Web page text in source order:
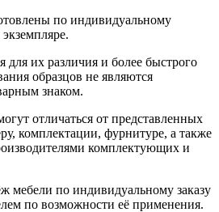
по индивидуальному
их различия и более быстрого
образцов не являются
знаком.
отличаться от представленных
комплектации, фурнитуре, а также
комплектующих и
мебели по индивидуальному заказу
по возможности её применения.